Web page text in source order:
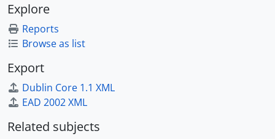
Explore
Reports
Browse as list
Export
Dublin Core 1.1 XML
EAD 2002 XML
Related subjects